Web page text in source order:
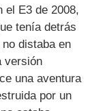
el E3 de 2008,
tenía detrás
distaba en
versión
una aventura
por un